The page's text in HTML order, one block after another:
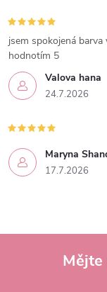
Valova hana
24.7.2026
jsem spokojená
hodnotím 5
Maryna
17.7.2026